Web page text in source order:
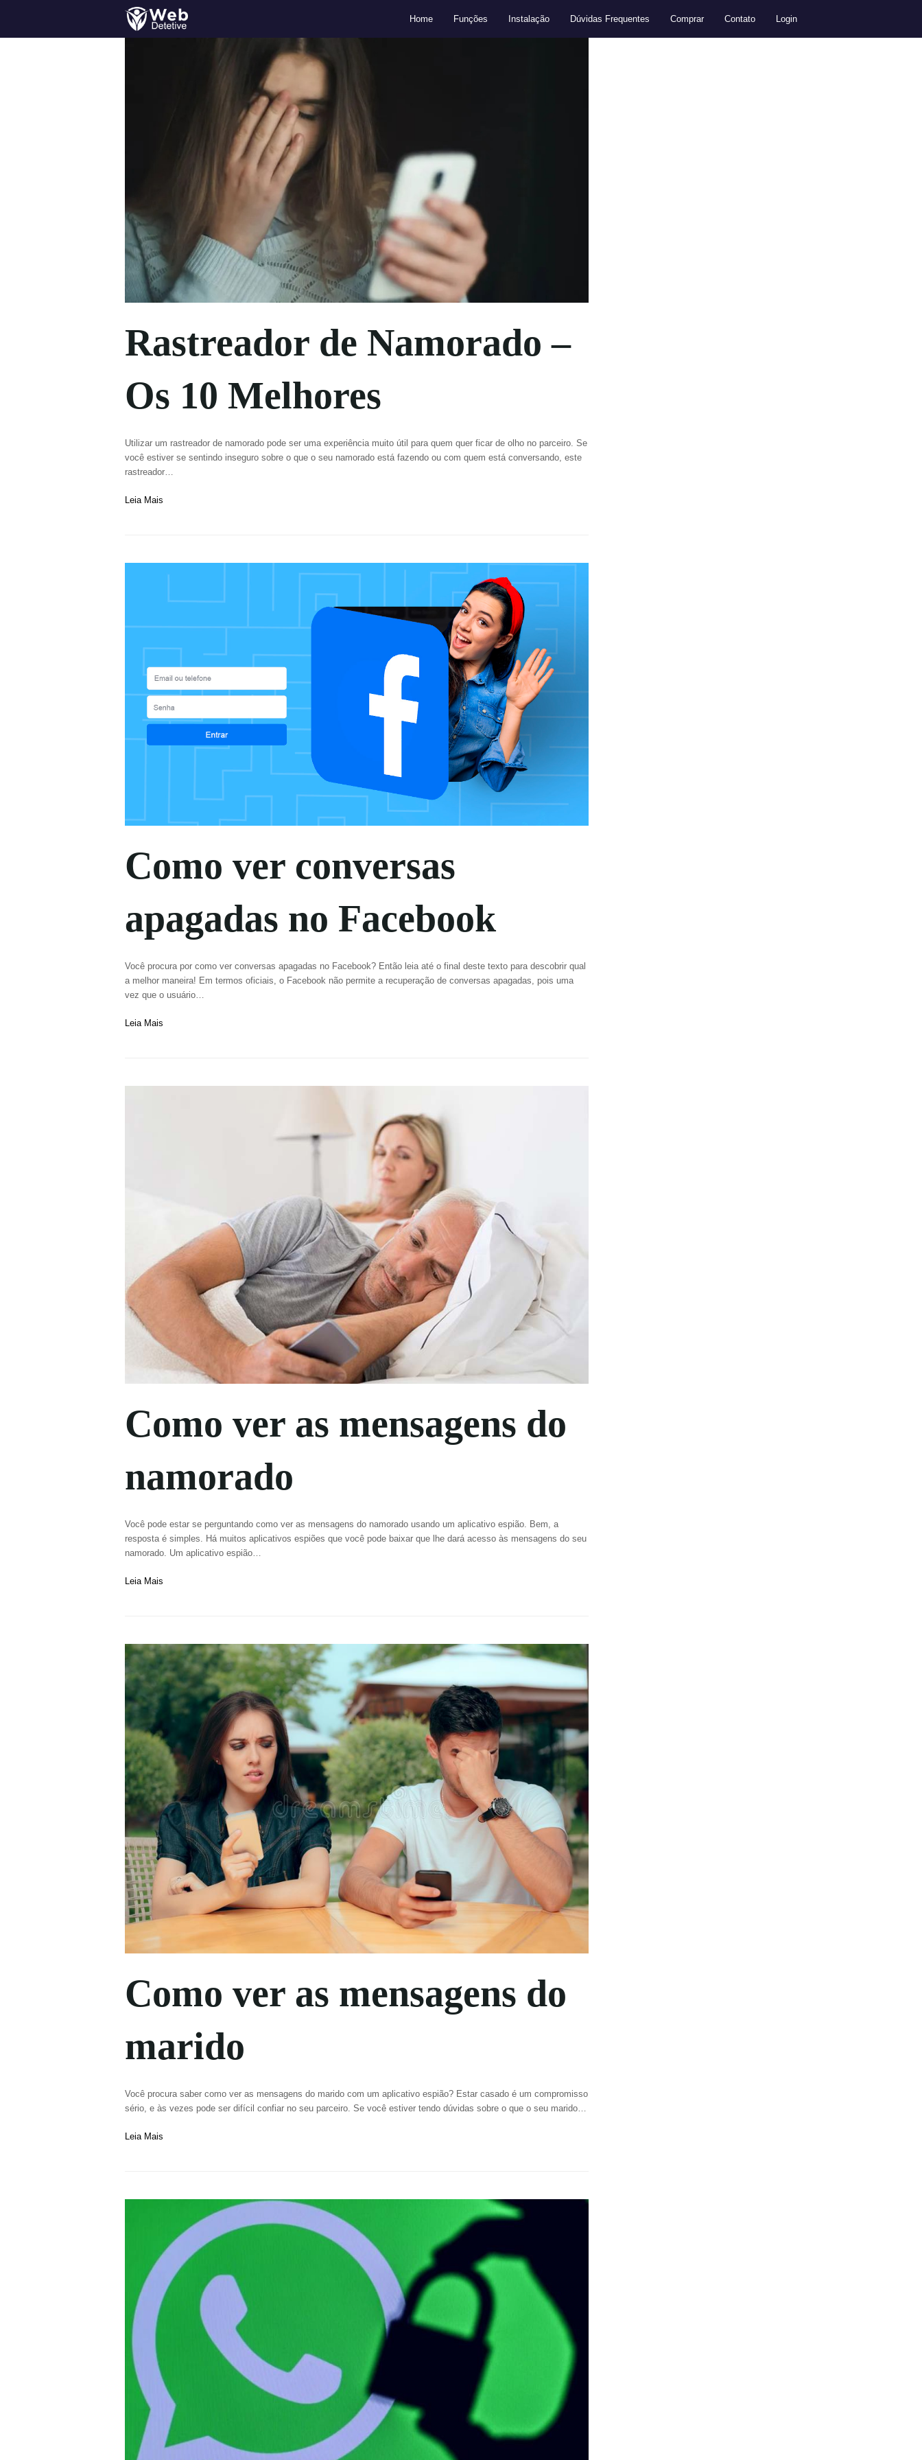
Home Funções Instalação Dúvidas Frequentes Comprar Contato Login
Rastreador de Namorado –
Os 10 Melhores
Utilizar um rastreador de namorado pode ser uma experiência muito útil para quem quer ficar de olho no parceiro. Se
você estiver se sentindo inseguro sobre o que o seu namorado está fazendo ou com quem está conversando, este
rastreador…
Leia Mais
Como ver conversas
apagadas no Facebook
Você procura por como ver conversas apagadas no Facebook? Então leia até o final deste texto para descobrir qual
a melhor maneira! Em termos oficiais, o Facebook não permite a recuperação de conversas apagadas, pois uma
vez que o usuário…
Leia Mais
Como ver as mensagens do
namorado
Você pode estar se perguntando como ver as mensagens do namorado usando um aplicativo espião. Bem, a
resposta é simples. Há muitos aplicativos espiões que você pode baixar que lhe dará acesso às mensagens do seu
namorado. Um aplicativo espião…
Leia Mais
Como ver as mensagens do
marido
Você procura saber como ver as mensagens do marido com um aplicativo espião? Estar casado é um compromisso
sério, e às vezes pode ser difícil confiar no seu parceiro. Se você estiver tendo dúvidas sobre o que o seu marido…
Leia Mais